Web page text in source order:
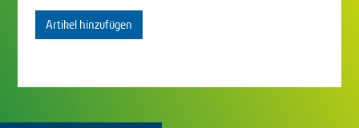
Artikel hinzufügen